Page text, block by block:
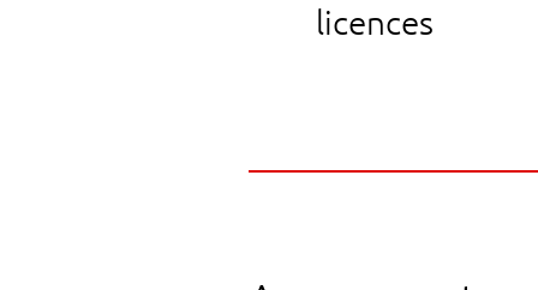
licences